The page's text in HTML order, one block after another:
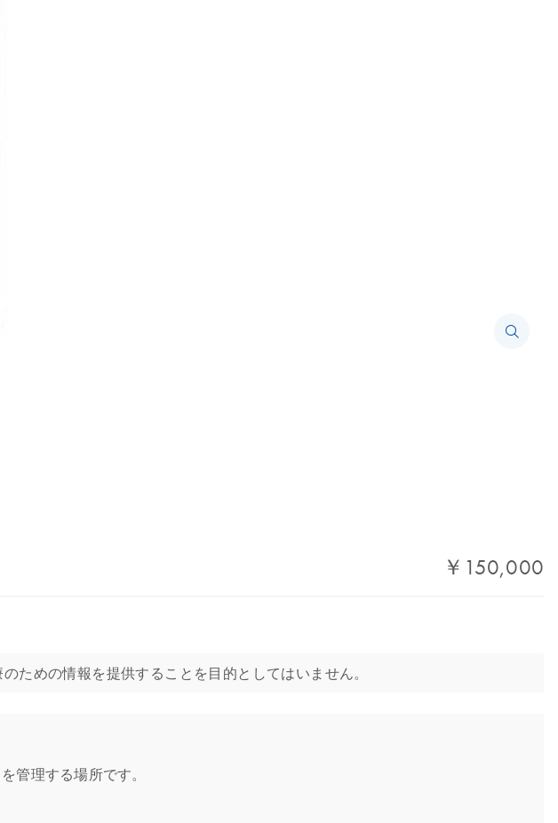
￥150,000
ための情報を提供することを目的としてはいません。
管理する場所です。